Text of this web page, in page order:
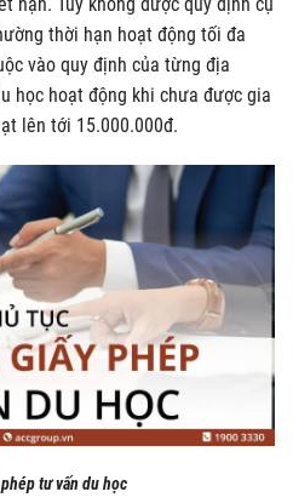
thời hạn hoạt động tối đa
vào quy định của từng địa
học hoạt động khi chưa được gia
lên tới 15.000.000đ.
tư vấn du học